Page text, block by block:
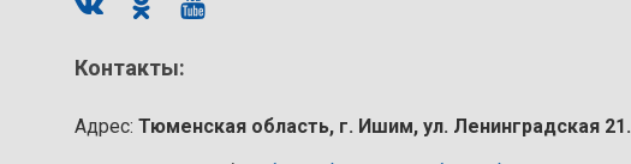
Контакты:
Адрес: Тюменская область, г. Ишим, ул. Ленинградская 21.